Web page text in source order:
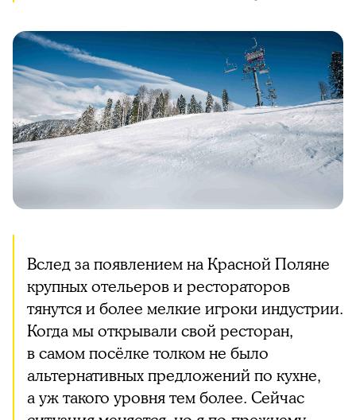
Вслед за появлением на Красной Поляне
крупных отельеров и рестораторов
тянутся и более мелкие игроки индустрии.
Когда мы открывали свой ресторан,
в самом посёлке толком не было
альтернативных предложений по кухне,
а уж такого уровня тем более. Сейчас